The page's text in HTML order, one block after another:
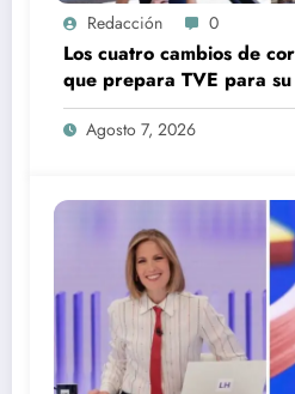
Redacción 0
Los cuatro cambios de
que prepara TVE para su
temporada
Agosto 7, 2026